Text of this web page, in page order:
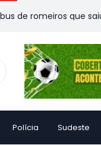
que saiu de
Polícia Sudeste